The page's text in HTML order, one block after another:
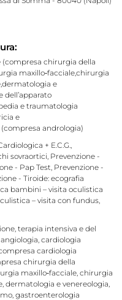
chirurgia della
maxillo‐facciale,chirurgia
e
dell’apparato
e traumatologia
e
andrologia)
+ E.C.G.,
sovraortici, Prevenzione -
- Pap Test, Prevenzione -
- Tiroide: ecografia
bambini – visita oculistica
– visita con fundus,
terapia intensiva e del
cardiologia
cardiologia
chirurgia della
maxillo‐facciale, chirurgia
dermatologia e venereologia,
gastroenterologia